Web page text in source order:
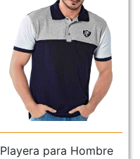
Playera para Hombre